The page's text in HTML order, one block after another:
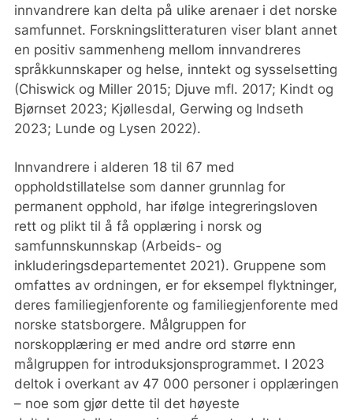
innvandrere kan delta på ulike arenaer i det norske
samfunnet. Forskningslitteraturen viser blant annet
en positiv sammenheng mellom innvandreres
språkkunnskaper og helse, inntekt og sysselsetting
(Chiswick og Miller 2015; Djuve mfl. 2017; Kindt og
Bjørnset 2023; Kjøllesdal, Gerwing og Indseth
2023; Lunde og Lysen 2022).
Innvandrere i alderen 18 til 67 med
oppholdstillatelse som danner grunnlag for
permanent opphold, har ifølge integreringsloven
rett og plikt til å få opplæring i norsk og
samfunnskunnskap (Arbeids- og
inkluderingsdepartementet 2021). Gruppene som
omfattes av ordningen, er for eksempel flyktninger,
deres familiegjenforente og familiegjenforente med
norske statsborgere. Målgruppen for
norskopplæring er med andre ord større enn
målgruppen for introduksjonsprogrammet. I 2023
deltok i overkant av 47 000 personer i opplæringen
– noe som gjør dette til det høyeste